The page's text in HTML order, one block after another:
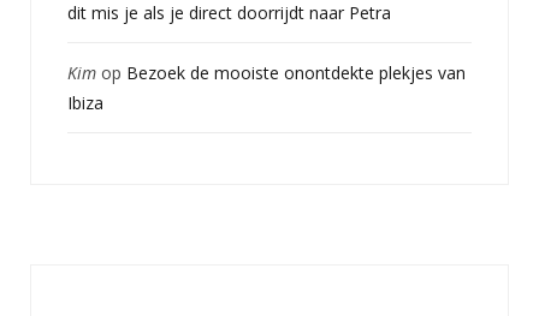
dit mis je als je direct doorrijdt naar Petra
Kim op Bezoek de mooiste onontdekte plekjes van
Ibiza